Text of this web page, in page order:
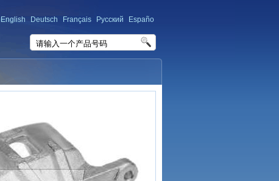
English Deutsch Français Русский Españo
请输入一个产品号码